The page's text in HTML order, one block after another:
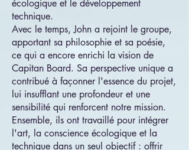
écologique et le développement
technique.
Avec le temps, John a rejoint le groupe,
apportant sa philosophie et sa poésie,
ce qui a encore enrichi la vision de
Capitan Board. Sa perspective unique a
contribué à façonner l'essence du projet,
lui insufflant une profondeur et une
sensibilité qui renforcent notre mission.
Ensemble, ils ont travaillé pour intégrer
l'art, la conscience écologique et la
technique dans un seul objectif : offrir